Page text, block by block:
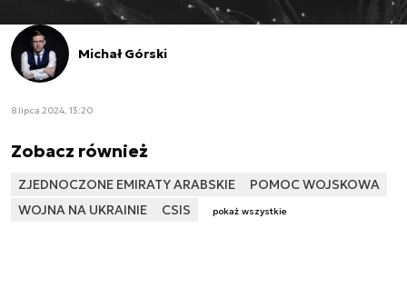
Michał Górski
8 lipca 2024, 13:20
Zobacz również
ZJEDNOCZONE EMIRATY ARABSKIE
POMOC WOJSKOWA
WOJNA NA UKRAINIE
CSIS pokaż wszystkie